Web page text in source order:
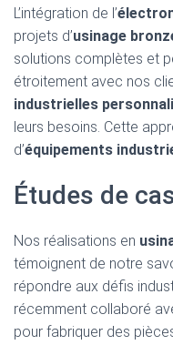
L’intégration de l’
projets d’usinage
solutions complètes et
étroitement avec nos
industrielles
leurs besoins. Cette
d’équipements
Études de
Nos réalisations en
témoignent de notre
répondre aux défis
récemment collaboré
pour fabriquer des